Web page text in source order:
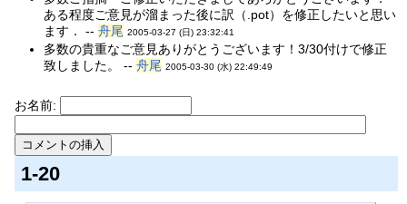
ある程度ご意見が溜まった後に訳（.pot）を修正したいと思い
ます． --舟尾 2005-03-27 (日) 23:32:41
多数の貴重なご意見ありがとうございます！3/30付けで修正
致しました。 --舟尾 2005-03-30 (水) 22:49:49
お名前:
1-20